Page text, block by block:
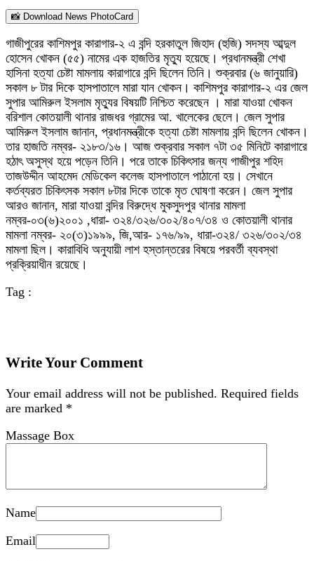
📸 Download News PhotoCard
গাজীপুরের কাশিমপুর কারাগার-২ এ বন্দি হরকাতুল জিহাদ (হুজি) সদস্য আব্দুল
হোসেন খোকন (৫৫) নামের এক হাজতির মৃত্যু হয়েছে। প্রধানমন্ত্রী শেখা
হাসিনা হত্যা চেষ্টা মামলায় কারাগারে বন্দি ছিলেন তিনি। শুক্রবার (৬ জানুয়ারি)
সকাল ৮ টার দিকে হাসপাতালে মারা যান খোকন। কাশিমপুর কারাগার-২ এর জেল
সুপার আমিরুল ইসলাম মৃত্যুর বিষয়টি নিশ্চিত করেছেন । মারা যাওয়া খোকন
বরিশাল কোতয়ালী থানার রাজধর গ্রামের আ. খালেকের ছেলে। জেল সুপার
আমিরুল ইসলাম জানান, প্রধানমন্ত্রীকে হত্যা চেষ্টা মামলায় বন্দি ছিলেন খোকন।
তার হাজতি নম্বর- ২১৮৩/১৬। আজ শুক্রবার সকাল ৭টা ৩৫ মিনিটে কারাগারে
হঠাৎ অসুস্থ হয়ে পড়েন তিনি। পরে তাকে চিকিৎসার জন্য গাজীপুর শহিদ
তাজউদ্দীন আহমেদ মেডিকেল কলেজ হাসপাতালে পাঠানো হয়। সেখানে
কর্তব্যরত চিকিৎসক সকাল ৮টার দিকে তাকে মৃত ঘোষণা করেন। জেল সুপার
আরও জানান, মারা যাওয়া বন্দির বিরুদ্ধে মুকসুদপুর থানার মামলা
নম্বর-০৩(৬)২০০১ ,ধারা- ৩২৪/৩২৬/৩০২/৪০৭/৩৪ ও কোতয়ালী থানার
মামলা নম্বর- ২০(৩)১৯৯৯, জি,আর- ১৭৬/৯৯, ধারা-৩২৪/ ৩২৬/৩০২/৩৪
মামলা ছিল। কারাবিধি অনুযায়ী লাশ হস্তান্তরের বিষয়ে পরবর্তী ব্যবস্থা
প্রক্রিয়াধীন রয়েছে।
Tag :
Write Your Comment
Your email address will not be published. Required fields
are marked *
Massage Box
Name
Email